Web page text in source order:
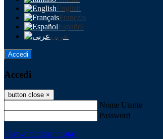
English
Français
Español
عربى
Accedi
Accedi
button close ×
Nome Utente
Password
Password dimenticata?